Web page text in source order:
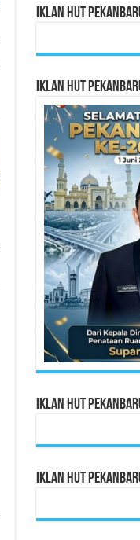
Iklan HUT
Iklan HUT
Iklan HUT
Iklan HUT